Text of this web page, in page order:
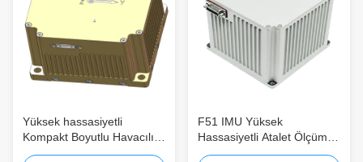
Yüksek hassasiyetli
Kompakt Boyutlu Havacılık
ve Robotik için Düşük Güç
F51 IMU Yüksek
Hassasiyetli Atalet Ölçüm
Birimi, Kompakt Boyut ve